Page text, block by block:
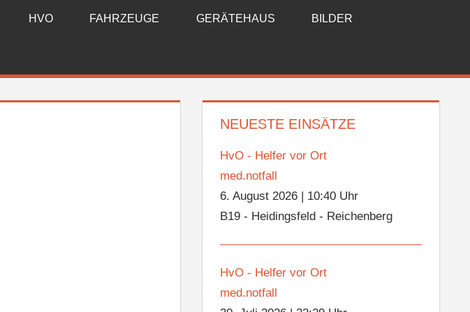
HVO FAHRZEUGE GERÄTEHAUS BILDER
NEUESTE EINSÄTZE
HvO - Helfer vor Ort
med.notfall
6. August 2026
10:40 Uhr
B19 - Heidingsfeld - Reichenberg
HvO - Helfer vor Ort
med.notfall